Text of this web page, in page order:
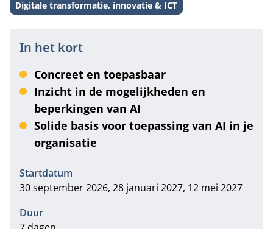
Thema:
Digitale transformatie, innovatie & ICT
In het kort
Concreet en toepasbaar
Inzicht in de mogelijkheden en
beperkingen van AI
Solide basis voor toepassing van AI in je
organisatie
Informatie
Startdatum
30 september 2026, 28 januari 2027, 12 mei 2027
Duur